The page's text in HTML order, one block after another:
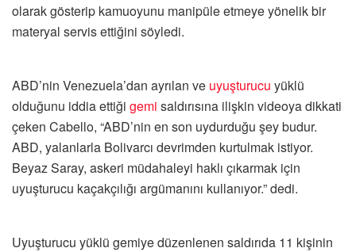
olarak gösterip kamuoyunu manipüle etmeye yönelik bir
materyal servis ettiğini söyledi.
ABD’nin Venezuela’dan ayrılan ve uyuşturucu yüklü
olduğunu iddia ettiği gemi saldırısına ilişkin videoya dikkati
çeken Cabello, “ABD’nin en son uydurduğu şey budur.
ABD, yalanlarla Bolivarcı devrimden kurtulmak istiyor.
Beyaz Saray, askeri müdahaleyi haklı çıkarmak için
uyuşturucu kaçakçılığı argümanını kullanıyor.” dedi.
Uyuşturucu yüklü gemiye düzenlenen saldırıda 11 kişinin